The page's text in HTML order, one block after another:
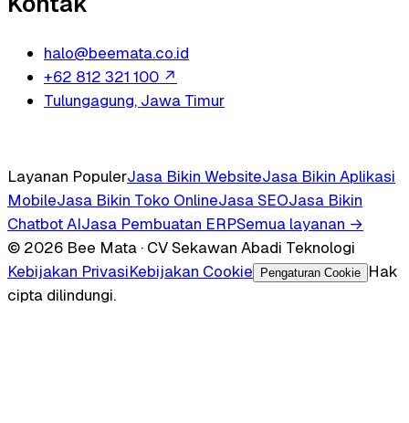
halo@beemata.co.id
+62 812 321 100 ↗
Tulungagung, Jawa Timur
Layanan PopulerJasa Bikin WebsiteJasa Bikin Aplikasi
MobileJasa Bikin Toko OnlineJasa SEOJasa Bikin
Chatbot AIJasa Pembuatan ERPSemua layanan →
© 2026 Bee Mata · CV Sekawan Abadi Teknologi
Kebijakan PrivasiKebijakan Cookie Pengaturan Cookie
Hak
cipta dilindungi.